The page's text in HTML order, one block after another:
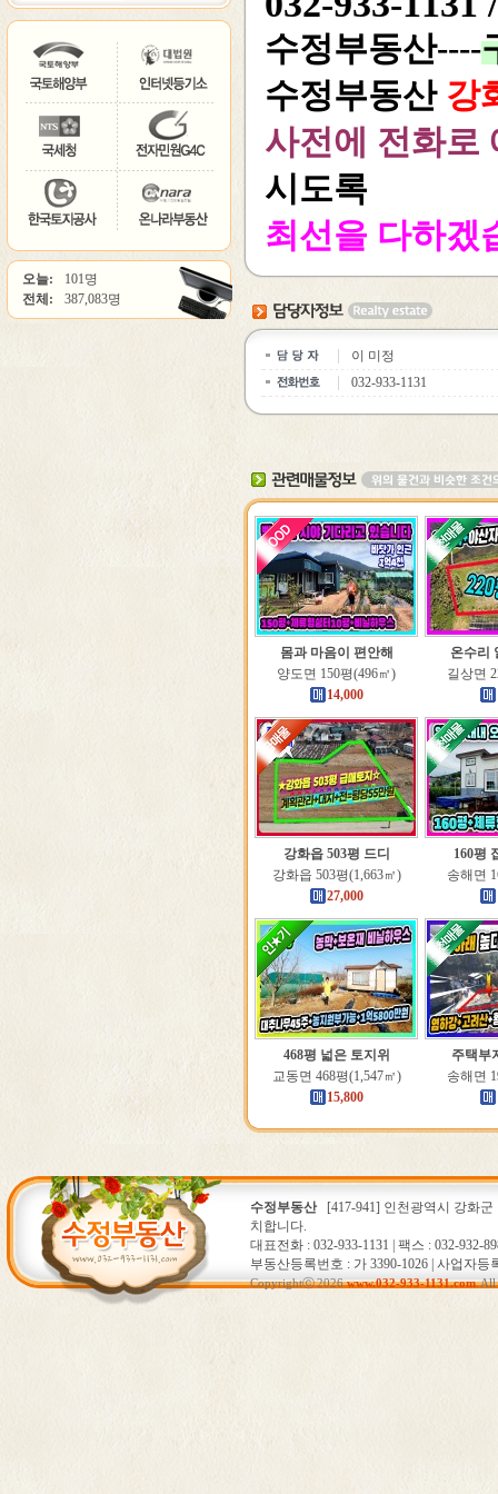
오늘:
101명
전체:
387,083명
수정부동산----
수정부동산 강
사전에 전화로
시도록
최선을 다하겠
이 미정
032-933-1131
몸과 마음이 편안해
양도면 150평(496㎡)
14,000
온수리
길상면
강화읍 503평 드디
강화읍 503평(1,663㎡)
27,000
160평
송해면
468평 넓은 토지위
교동면 468평(1,547㎡)
15,800
주택부
송해면
수정부동산
[417-941] 인천광역시 강화
치합니다.
대표전화 : 032-933-1131 | 팩스 : 032-932-
부동산등록번호 : 가 3390-1026 | 사업자등
Copyrightⓒ 2026 www.032-933-1131.com. All